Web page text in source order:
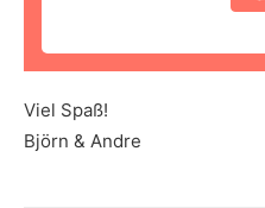
Viel Spaß!
Björn & Andre